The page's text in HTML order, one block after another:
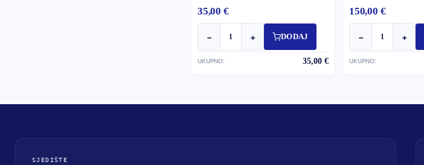
35,00 €
− + DODAJ
UKUPNO: 35,00 €
150,00 €
− +
UKUPNO:
SJEDIŠTE